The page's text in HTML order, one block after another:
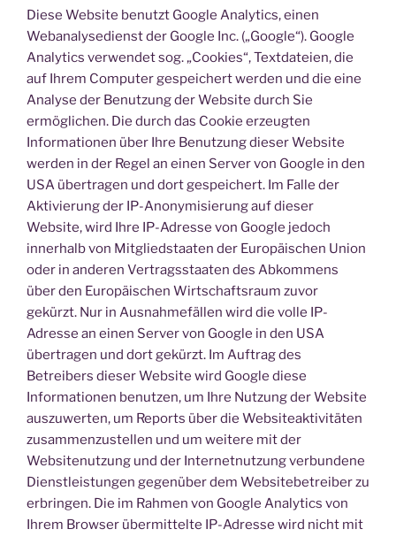
Diese Website benutzt Google Analytics, einen
Webanalysedienst der Google Inc. („Google“). Google
Analytics verwendet sog. „Cookies“, Textdateien, die
auf Ihrem Computer gespeichert werden und die eine
Analyse der Benutzung der Website durch Sie
ermöglichen. Die durch das Cookie erzeugten
Informationen über Ihre Benutzung dieser Website
werden in der Regel an einen Server von Google in den
USA übertragen und dort gespeichert. Im Falle der
Aktivierung der IP-Anonymisierung auf dieser
Website, wird Ihre IP-Adresse von Google jedoch
innerhalb von Mitgliedstaaten der Europäischen Union
oder in anderen Vertragsstaaten des Abkommens
über den Europäischen Wirtschaftsraum zuvor
gekürzt. Nur in Ausnahmefällen wird die volle IP-
Adresse an einen Server von Google in den USA
übertragen und dort gekürzt. Im Auftrag des
Betreibers dieser Website wird Google diese
Informationen benutzen, um Ihre Nutzung der Website
auszuwerten, um Reports über die Websiteaktivitäten
zusammenzustellen und um weitere mit der
Websitenutzung und der Internetnutzung verbundene
Dienstleistungen gegenüber dem Websitebetreiber zu
erbringen. Die im Rahmen von Google Analytics von
Ihrem Browser übermittelte IP-Adresse wird nicht mit